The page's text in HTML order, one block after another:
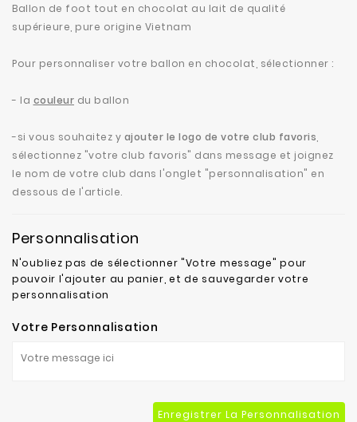
Ballon de foot tout en chocolat au lait de qualité
supérieure, pure origine Vietnam
Pour personnaliser votre ballon en chocolat, sélectionner :
- la couleur du ballon
-si vous souhaitez y ajouter le logo de votre club favoris
sélectionnez "votre club favoris" dans message et joignez
le nom de votre club dans l'onglet "personnalisation" en
dessous de l'article.
Personnalisation
N'oubliez pas de sélectionner "Votre message" pour
pouvoir l'ajouter au panier, et de sauvegarder votre
personnalisation
Votre Personnalisation
Enregistrer La Personnalisation